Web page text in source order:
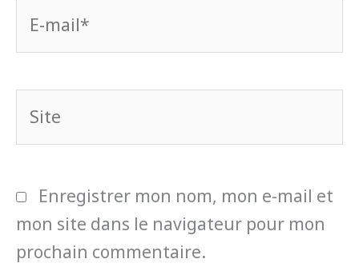
mail*
Enregistrer mon nom, mon e-mail et
mon site dans le navigateur pour mon
prochain commentaire.